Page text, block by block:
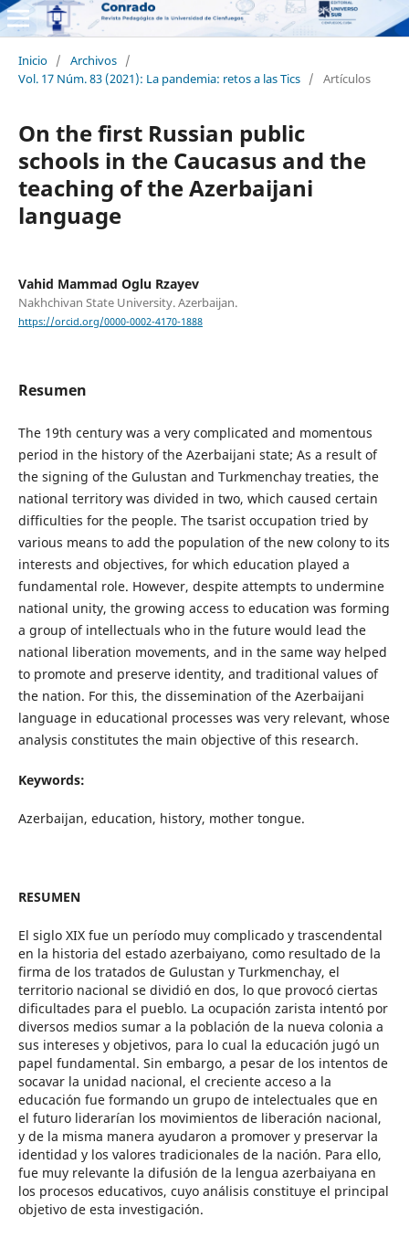
Inicio / Archivos /
Vol. 17 Núm. 83 (2021): La pandemia: retos a las Tics / Artículos
On the first Russian public
schools in the Caucasus and the
teaching of the Azerbaijani
language
Vahid Mammad Oglu Rzayev
Nakhchivan State University. Azerbaijan.
https://orcid.org/0000-0002-4170-1888
Resumen
The 19th century was a very complicated and momentous
period in the history of the Azerbaijani state; As a result of
the signing of the Gulustan and Turkmenchay treaties, the
national territory was divided in two, which caused certain
difficulties for the people. The tsarist occupation tried by
various means to add the population of the new colony to its
interests and objectives, for which education played a
fundamental role. However, despite attempts to undermine
national unity, the growing access to education was forming
a group of intellectuals who in the future would lead the
national liberation movements, and in the same way helped
to promote and preserve identity, and traditional values of
the nation. For this, the dissemination of the Azerbaijani
language in educational processes was very relevant, whose
analysis constitutes the main objective of this research.
Keywords:
Azerbaijan, education, history, mother tongue.
RESUMEN
El siglo XIX fue un período muy complicado y trascendental
en la historia del estado azerbaiyano, como resultado de la
firma de los tratados de Gulustan y Turkmenchay, el
territorio nacional se dividió en dos, lo que provocó ciertas
dificultades para el pueblo. La ocupación zarista intentó por
diversos medios sumar a la población de la nueva colonia a
sus intereses y objetivos, para lo cual la educación jugó un
papel fundamental. Sin embargo, a pesar de los intentos de
socavar la unidad nacional, el creciente acceso a la
educación fue formando un grupo de intelectuales que en
el futuro liderarían los movimientos de liberación nacional,
y de la misma manera ayudaron a promover y preservar la
identidad y los valores tradicionales de la nación. Para ello,
fue muy relevante la difusión de la lengua azerbaiyana en
los procesos educativos, cuyo análisis constituye el principal
objetivo de esta investigación.